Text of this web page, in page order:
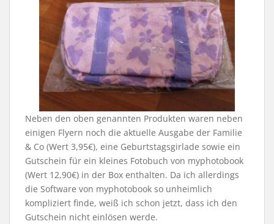
Neben den oben genannten Produkten waren neben
einigen Flyern noch die aktuelle Ausgabe der Familie
& Co (Wert 3,95€), eine Geburtstagsgirlade sowie ein
Gutschein für ein kleines Fotobuch von myphotobook
(Wert 12,90€) in der Box enthalten. Da ich allerdings
die Software von myphotobook so unheimlich
kompliziert finde, weiß ich schon jetzt, dass ich den
Gutschein nicht einlösen werde.